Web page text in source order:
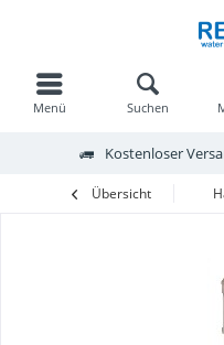
Kostenloser
Menü Suchen
Übersicht